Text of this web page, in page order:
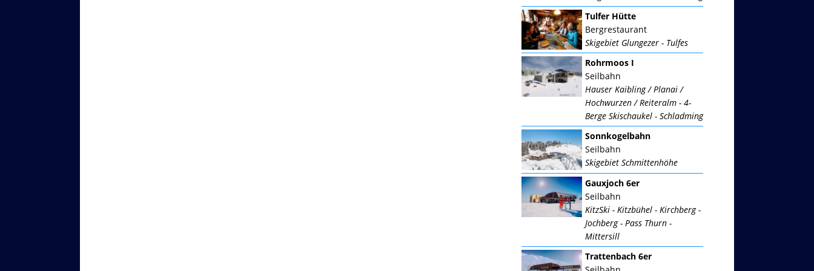
Tulfer Hütte
Bergrestaurant
Skigebiet Glungezer - Tulfes
Rohrmoos I
Seilbahn
Hauser Kaibling / Planai /
Hochwurzen / Reiteralm - 4-
Berge Skischaukel - Schladming
Sonnkogelbahn
Seilbahn
Skigebiet Schmittenhöhe
Gauxjoch 6er
Seilbahn
KitzSki - Kitzbühel - Kirchberg -
Jochberg - Pass Thurn -
Mittersill
Trattenbach 6er